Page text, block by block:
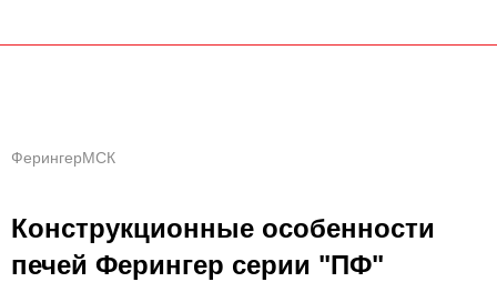
ФерингерМСК
Конструкционные особенности
печей Ферингер серии "ПФ"